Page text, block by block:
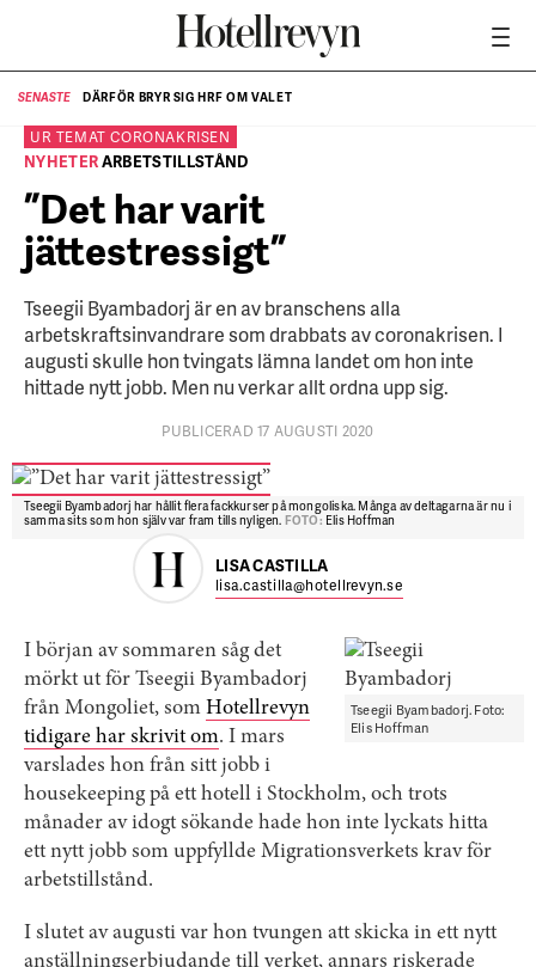
SENASTE DÄRFÖR BRYR SIG HRF OM VALET
UR TEMATCORONAKRISEN
NYHETERARBETSTILLSTÅND
”Det har varit
jättestressigt”
Tseegii Byambadorj är en av branschens alla
arbetskraftsinvandrare som drabbats av coronakrisen. I
augusti skulle hon tvingats lämna landet om hon inte
hittade nytt jobb. Men nu verkar allt ordna upp sig.
PUBLICERAD 17 AUGUSTI 2020
Tseegii Byambadorj har hållit flera fackkurser på mongoliska. Många av deltagarna är nu i
samma sits som hon själv var fram tills nyligen. FOTO: Elis Hoffman
LISA CASTILLA
lisa.castilla@hotellrevyn.se
Tseegii Byambadorj. Foto:
Elis Hoffman
I början av sommaren såg det
mörkt ut för Tseegii Byambadorj
från Mongoliet, som Hotellrevyn
tidigare har skrivit om. I mars
varslades hon från sitt jobb i
housekeeping på ett hotell i Stockholm, och trots
månader av idogt sökande hade hon inte lyckats hitta
ett nytt jobb som uppfyllde Migrationsverkets krav för
arbetstillstånd.
I slutet av augusti var hon tvungen att skicka in ett nytt
anställningserbjudande till verket, annars riskerade